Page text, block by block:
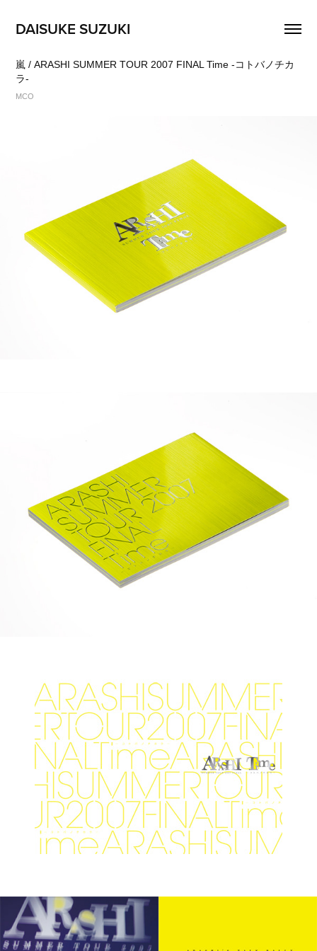
DAISUKE SUZUKI
嵐 / ARASHI SUMMER TOUR 2007 FINAL Time -コトバノチカ
ラ-
MCO